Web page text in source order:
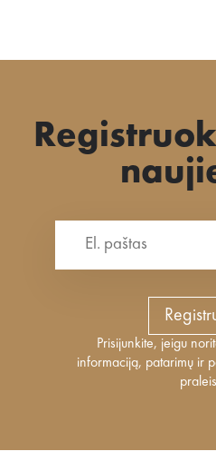
Prisijunkite, jeigu
informaciją, patarimų ir